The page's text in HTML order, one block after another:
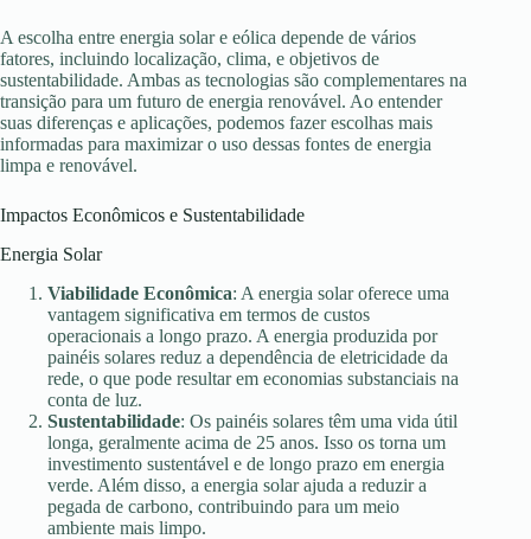
A escolha entre energia solar e eólica depende de vários
fatores, incluindo localização, clima, e objetivos de
sustentabilidade. Ambas as tecnologias são complementares na
transição para um futuro de energia renovável. Ao entender
suas diferenças e aplicações, podemos fazer escolhas mais
informadas para maximizar o uso dessas fontes de energia
limpa e renovável.
Impactos Econômicos e Sustentabilidade
Energia Solar
Viabilidade Econômica: A energia solar oferece uma
vantagem significativa em termos de custos
operacionais a longo prazo. A energia produzida por
painéis solares reduz a dependência de eletricidade da
rede, o que pode resultar em economias substanciais na
conta de luz.
Sustentabilidade: Os painéis solares têm uma vida útil
longa, geralmente acima de 25 anos. Isso os torna um
investimento sustentável e de longo prazo em energia
verde. Além disso, a energia solar ajuda a reduzir a
pegada de carbono, contribuindo para um meio
ambiente mais limpo.